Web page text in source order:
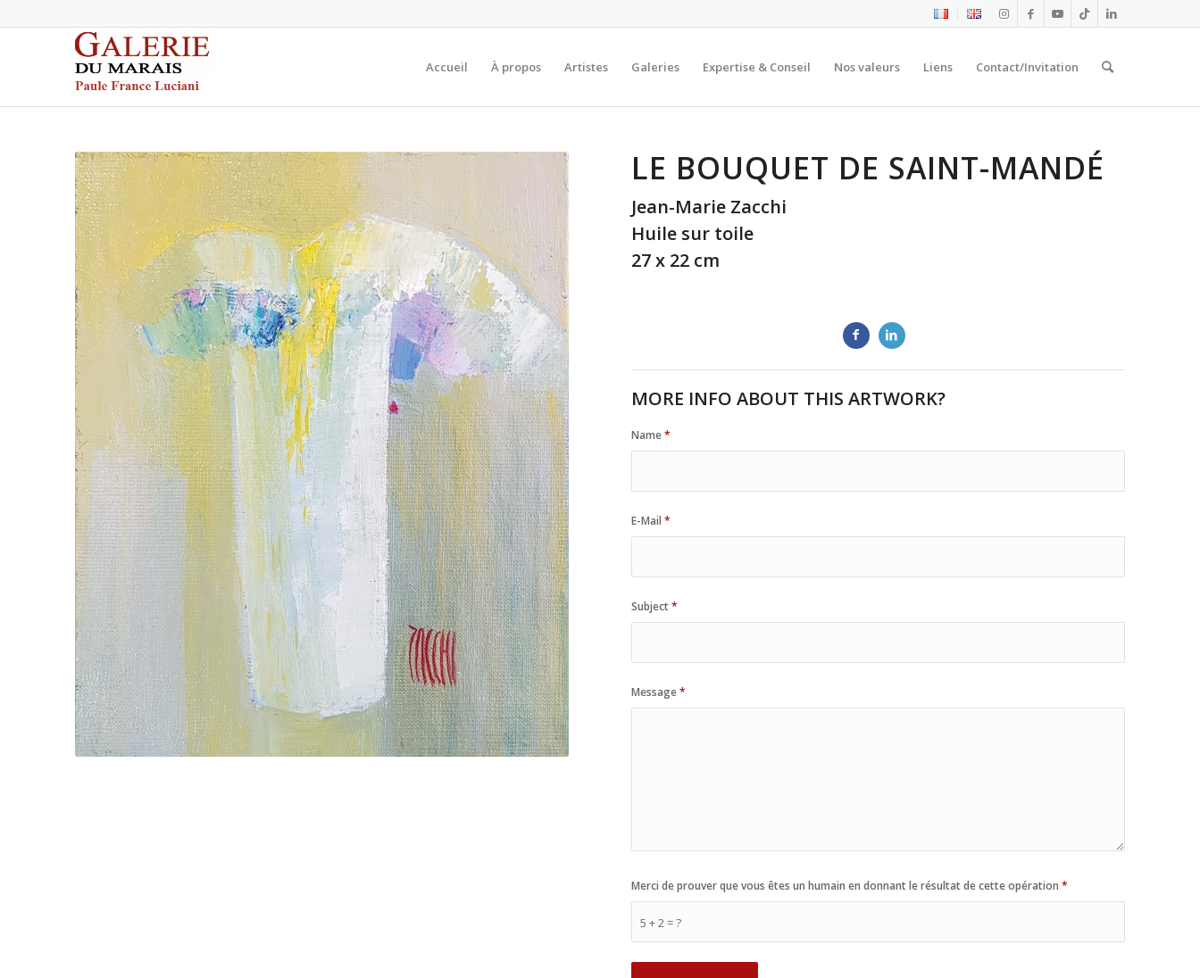
Accueil À propos Artistes Galeries Expertise & Conseil Nos valeurs Liens Contact/Invitation
LE BOUQUET DE SAINT-MANDÉ
Jean-Marie Zacchi
Huile sur toile
27 x 22 cm
MORE INFO ABOUT THIS ARTWORK?
Name*
E-Mail*
Subject*
Message*
5 + 2 = ?
Merci de prouver que vous êtes un humain en donnant le résultat de cette opération*